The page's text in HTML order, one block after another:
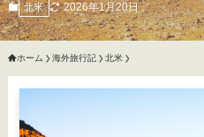
北米 2026年1月20日
ホーム 海外旅行記 北米